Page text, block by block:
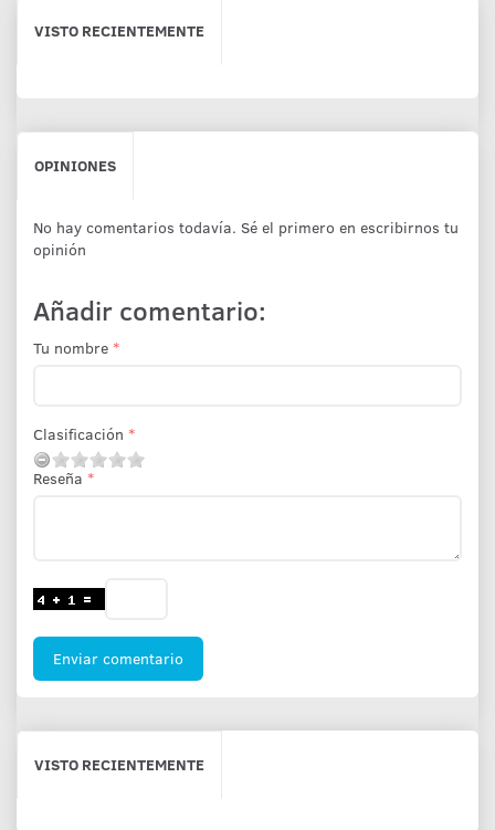
VISTO RECIENTEMENTE
OPINIONES
No hay comentarios todavía. Sé el primero en escribirnos tu
opinión
Añadir comentario:
Tu nombre
Clasificación
Reseña
Enviar comentario
VISTO RECIENTEMENTE